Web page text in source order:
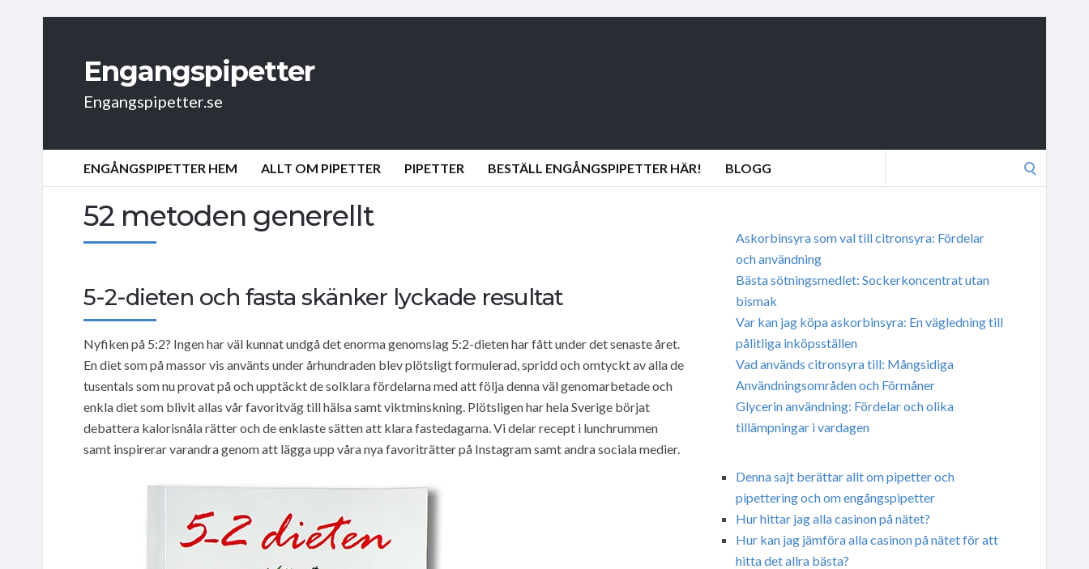
Engangspipetter
Engangspipetter.se
ENGÅNGSPIPETTER HEM ALLT OM PIPETTER PIPETTER BESTÄLL ENGÅNGSPIPETTER HÄR! BLOGG
52 metoden generellt
5-2-dieten och fasta skänker lyckade resultat
Nyfiken på 5:2? Ingen har väl kunnat undgå det enorma genomslag 5:2-dieten har fått under det senaste året.
En diet som på massor vis använts under århundraden blev plötsligt formulerad, spridd och omtyckt av alla de
tusentals som nu provat på och upptäckt de solklara fördelarna med att följa denna väl genomarbetade och
enkla diet som blivit allas vår favoritväg till hälsa samt viktminskning. Plötsligen har hela Sverige börjat
debattera kalorisnåla rätter och de enklaste sätten att klara fastedagarna. Vi delar recept i lunchrummen
samt inspirerar varandra genom att lägga upp våra nya favoriträtter på Instagram samt andra sociala medier.
Askorbinsyra som val till citronsyra: Fördelar
och användning
Bästa sötningsmedlet: Sockerkoncentrat utan
bismak
Var kan jag köpa askorbinsyra: En vägledning till
pålitliga inköpsställen
Vad används citronsyra till: Mångsidiga
Användningsområden och Förmåner
Glycerin användning: Fördelar och olika
tillämpningar i vardagen
Denna sajt berättar allt om pipetter och
pipettering och om engångspipetter
Hur hittar jag alla casinon på nätet?
Hur kan jag jämföra alla casinon på nätet för att
hitta det allra bästa?